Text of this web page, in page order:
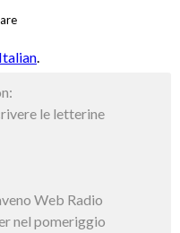
Italian.
le letterine
Web Radio
nel pomeriggio